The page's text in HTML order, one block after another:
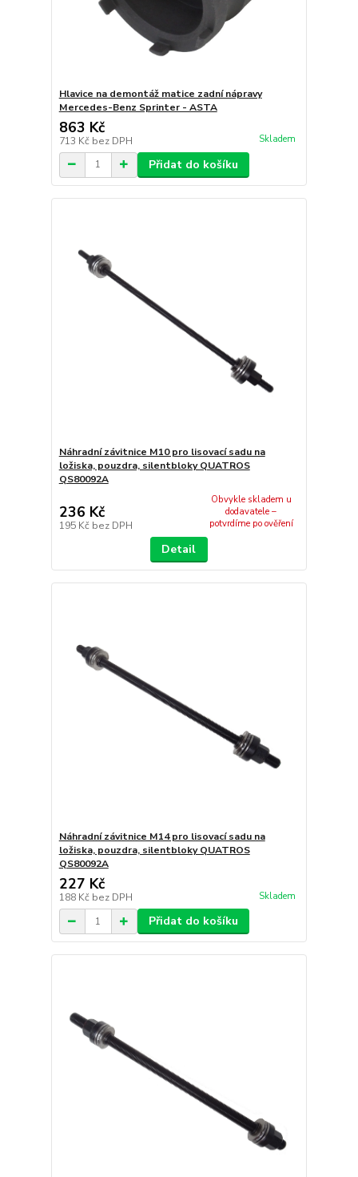
Hlavice na demontáž matice zadní nápravy
Mercedes-Benz Sprinter - ASTA
863 Kč
713 Kč bez DPH Skladem
Přidat do košíku
Náhradní závitnice M10 pro lisovací sadu na
ložiska, pouzdra, silentbloky QUATROS
QS80092A
236 Kč
195 Kč bez DPH
Obvykle skladem u
dodavatele –
potvrdíme po ověření
Detail
Náhradní závitnice M14 pro lisovací sadu na
ložiska, pouzdra, silentbloky QUATROS
QS80092A
227 Kč
188 Kč bez DPH Skladem
Přidat do košíku